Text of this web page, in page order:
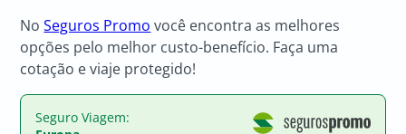
NoSeguros Promo você encontra as melhores
opções pelo melhor custo-benefício. Faça uma
cotação e viaje protegido!
Seguro Viagem: